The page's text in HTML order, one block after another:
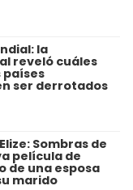
la
reveló cuáles
países
ser derrotados
Sombras de
película de
de una esposa
marido